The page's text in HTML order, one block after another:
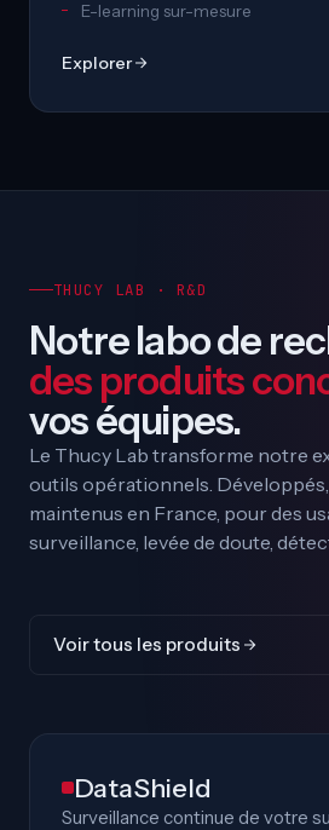
E-learning sur-mesure
Explorer
THUCY LAB · R&D
Notre labo de
des produits
vos équipes.
Le Thucy Lab transforme notre
outils opérationnels.
maintenus en France, pour des
surveillance, levée de doute,
Voir tous les produits
DataShield
Surveillance continue de votre